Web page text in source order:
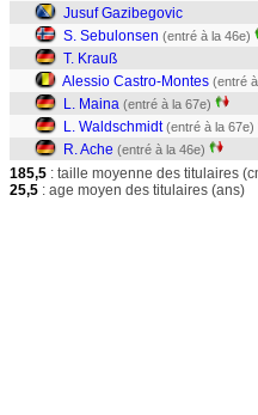
Jusuf Gazibegovic
S. Sebulonsen (entré à la 46e)
T. Krauß
Alessio Castro-Montes (entré
L. Maina (entré à la 67e)
L. Waldschmidt (entré à la 67e)
R. Ache (entré à la 46e)
185,5 : taille moyenne des titulaires
25,5 : age moyen des titulaires (ans)